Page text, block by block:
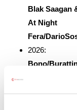
Blak Saagan
At Night
Fera/
2026:
Bono/
James